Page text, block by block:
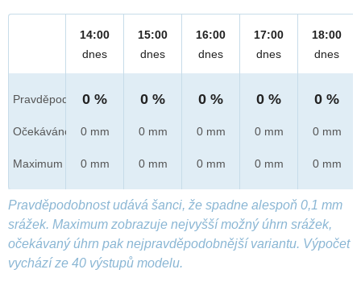
Pravděpod.
Očekáváno
Maximum
14:00
dnes
0 %
0 mm
0 mm
15:00
dnes
0 %
0 mm
0 mm
16:00
dnes
0 %
0 mm
0 mm
17:00
dnes
0 %
0 mm
0 mm
18:00
dnes
0 %
0 mm
0 mm
Pravděpodobnost udává šanci, že spadne alespoň 0,1 mm
srážek. Maximum zobrazuje nejvyšší možný úhrn srážek,
očekávaný úhrn pak nejpravděpodobnější variantu. Výpočet
vychází ze 40 výstupů modelu.